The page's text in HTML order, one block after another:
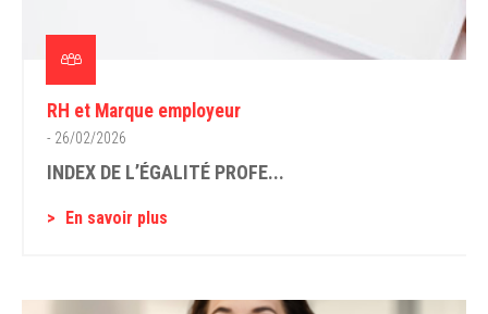
RH et Marque employeur
- 26/02/2026
INDEX DE L’ÉGALITÉ PROFE...
En savoir plus